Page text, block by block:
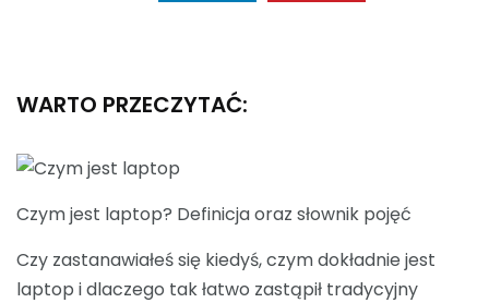
WARTO PRZECZYTAĆ:
Czym jest laptop? Definicja oraz słownik pojęć
Czy zastanawiałeś się kiedyś, czym dokładnie jest
laptop i dlaczego tak łatwo zastąpił tradycyjny